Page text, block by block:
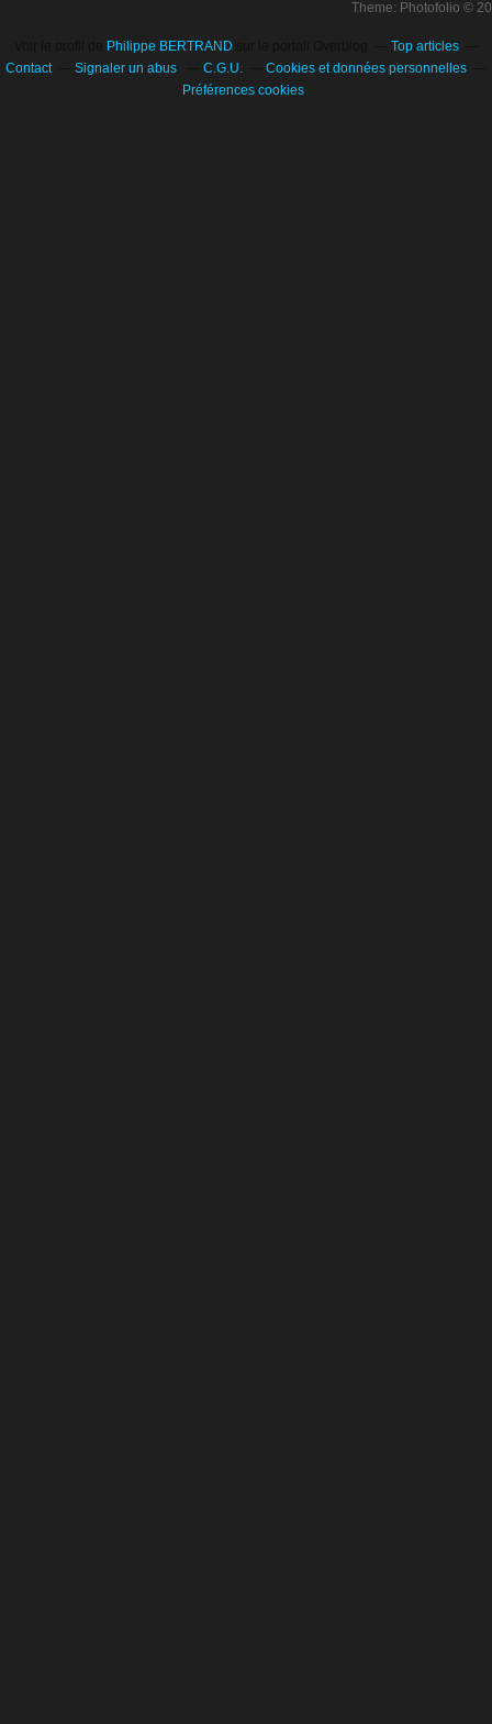
Theme: Photofolio ©
Philippe BERTRAND
Top articles
Contact
Signaler un abus C.G.U.
Cookies et données personnelles
Préférences cookies